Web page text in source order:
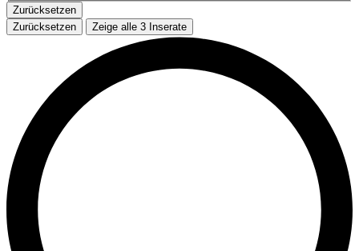
Zurücksetzen
Zurücksetzen
Zeige alle 3 Inserate